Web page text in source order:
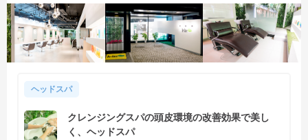
ヘッドスパ
クレンジングスパの頭皮環境の改善効果で美し
く、ヘッドスパ